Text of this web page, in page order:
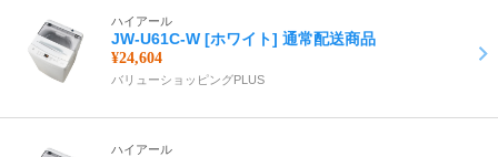
ハイアール
JW-U61C-W [ホワイト] 通常配送商品
¥24,604
バリューショッピングPLUS
ハイアール